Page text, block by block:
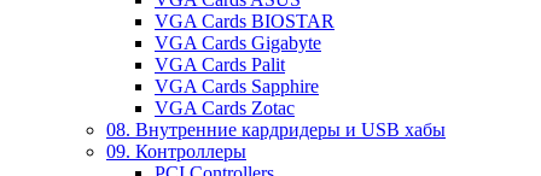
VGA Cards BIOSTAR
VGA Cards Gigabyte
VGA Cards Palit
VGA Cards Sapphire
VGA Cards Zotac
08. Внутренние кардридеры и USB хабы
09. Контроллеры